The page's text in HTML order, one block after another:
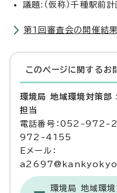
議題:（仮称）千種駅前
第1回審査会の開催結
このページに関する お
環境局 地域環境対策部
担当
電話番号：052-972-
972-4155
Eメール：
環境局 地域環